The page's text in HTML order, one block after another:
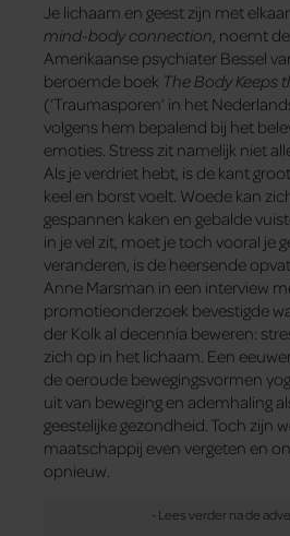
Je lichaam en geest zijn met
mind-body connection, noemt
Amerikaanse psychiater Bessel
beroemde boek The Body Keeps
(‘Traumasporen’ in het
volgens hem bepalend bij het
emoties. Stress zit namelijk niet
Als je verdriet hebt, is de kant
keel en borst voelt. Woede kan
gespannen kaken en gebalde
in je vel zit, moet je toch vooral je
veranderen, is de heersende
Anne Marsman in een interview
promotieonderzoek bevestigde
der Kolk al decennia beweren:
zich op in het lichaam. Een
de oeroude bewegingsvormen
uit van beweging en ademhaling
geestelijke gezondheid. Toch zijn
maatschappij even vergeten en
opnieuw.